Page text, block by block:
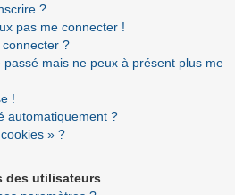
?
pas me connecter !
?
passé mais ne peux à présent plus me
!
automatiquement ?
» ?
des utilisateurs